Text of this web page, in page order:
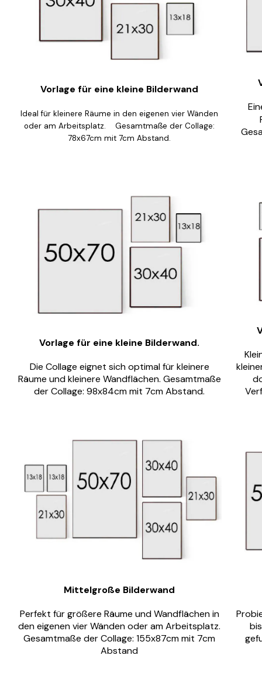
Vorlage für eine kleine Bilderwand
Ideal für kleinere Räume in den eigenen vier Wänden
oder am Arbeitsplatz. Gesamtmaße der Collage:
78x67cm mit 7cm Abstand.
Vorlage für eine kleine Bilderwand.
Die Collage eignet sich optimal für kleinere
Räume und kleinere Wandflächen. Gesamtmaße
der Collage: 98x84cm mit 7cm Abstand.
Mittelgroße Bilderwand
Perfekt für größere Räume und Wandflächen in
den eigenen vier Wänden oder am Arbeitsplatz.
Gesamtmaße der Collage: 155x87cm mit 7cm
Abstand